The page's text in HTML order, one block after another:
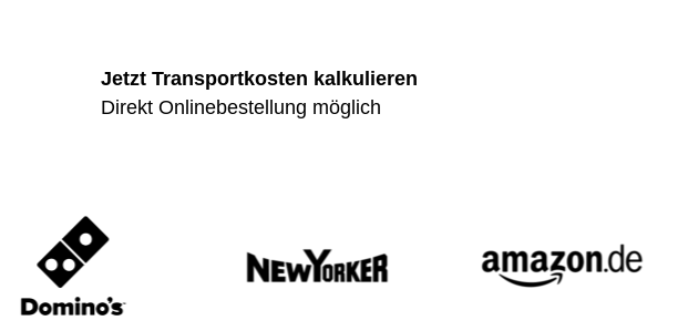
Jetzt Transportkosten kalkulieren
Direkt Onlinebestellung möglich